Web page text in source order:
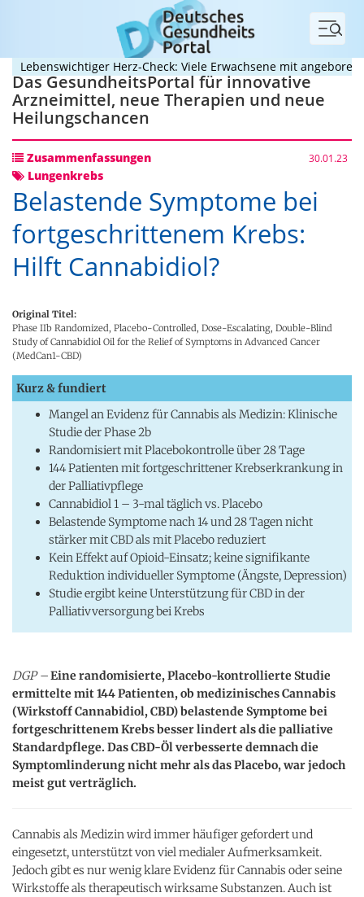
Menü
Herz-Check: Viele Erwachsene mit angeborenem
Das GesundheitsPortal für innovative
Arzneimittel, neue Therapien und neue
Heilungschancen
Zusammenfassungen 30.01.23
Lungenkrebs
Belastende Symptome bei
fortgeschrittenem Krebs:
Hilft Cannabidiol?
Original Titel:
Phase IIb Randomized, Placebo-Controlled, Dose-Escalating, Double-Blind
Study of Cannabidiol Oil for the Relief of Symptoms in Advanced Cancer
(MedCan1-CBD)
Kurz & fundiert
Mangel an Evidenz für Cannabis als Medizin: Klinische
Studie der Phase 2b
Randomisiert mit Placebokontrolle über 28 Tage
144 Patienten mit fortgeschrittener Krebserkrankung in
der Palliativpflege
Cannabidiol 1 – 3-mal täglich vs. Placebo
Belastende Symptome nach 14 und 28 Tagen nicht
stärker mit CBD als mit Placebo reduziert
Kein Effekt auf Opioid-Einsatz; keine signifikante
Reduktion individueller Symptome (Ängste, Depression)
Studie ergibt keine Unterstützung für CBD in der
Palliativversorgung bei Krebs
DGP –Eine randomisierte, Placebo-kontrollierte Studie
ermittelte mit 144 Patienten, ob medizinisches Cannabis
(Wirkstoff Cannabidiol, CBD) belastende Symptome bei
fortgeschrittenem Krebs besser lindert als die palliative
Standardpflege. Das CBD-Öl verbesserte demnach die
Symptomlinderung nicht mehr als das Placebo, war jedoch
meist gut verträglich.
Cannabis als Medizin wird immer häufiger gefordert und
eingesetzt, unterstützt von viel medialer Aufmerksamkeit.
Jedoch gibt es nur wenig klare Evidenz für Cannabis oder seine
Wirkstoffe als therapeutisch wirksame Substanzen. Auch ist